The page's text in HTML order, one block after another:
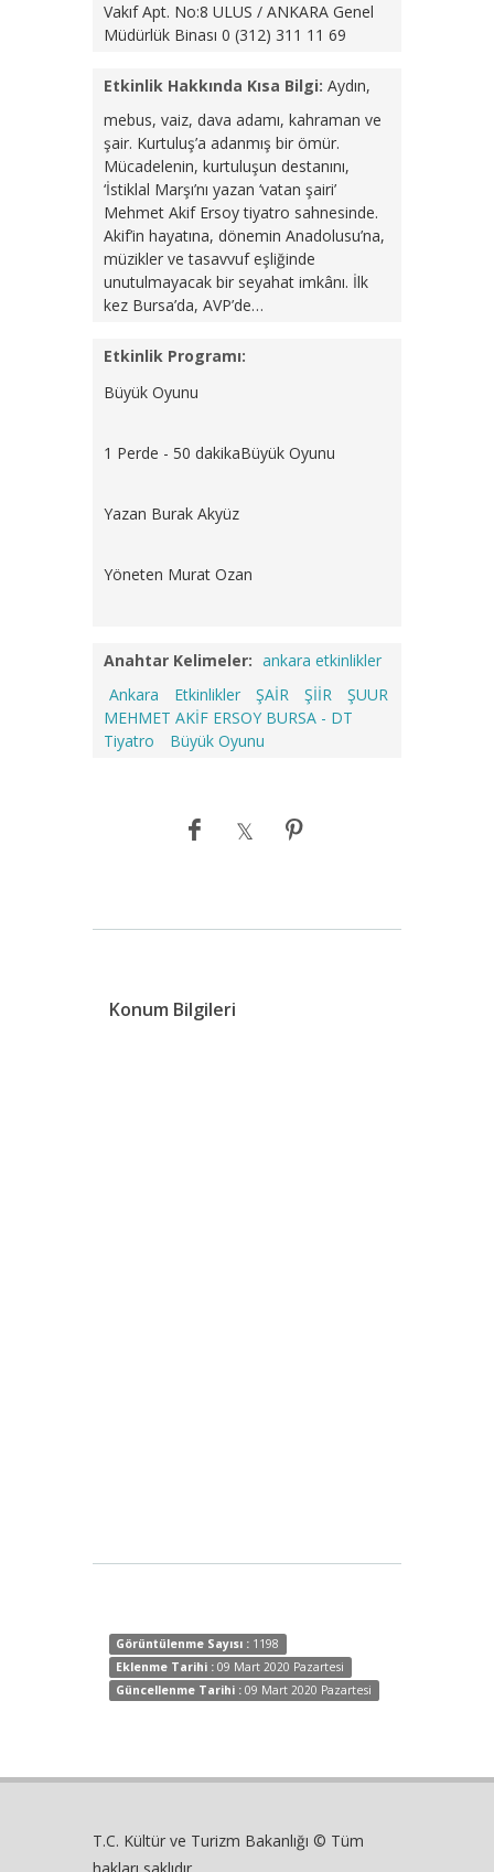
Vakıf Apt. No:8 ULUS / ANKARA Genel
Müdürlük Binası 0 (312) 311 11 69
Etkinlik Hakkında Kısa Bilgi: Aydın,
mebus, vaiz, dava adamı, kahraman ve
şair. Kurtuluş’a adanmış bir ömür.
Mücadelenin, kurtuluşun destanını,
‘İstiklal Marşı’nı yazan ‘vatan şairi’
Mehmet Akif Ersoy tiyatro sahnesinde.
Akif’in hayatına, dönemin Anadolusu’na,
müzikler ve tasavvuf eşliğinde
unutulmayacak bir seyahat imkânı. İlk
kez Bursa’da, AVP’de…
Etkinlik Programı:
Büyük Oyunu
1 Perde - 50 dakikaBüyük Oyunu
Yazan Burak Akyüz
Yöneten Murat Ozan
Anahtar Kelimeler: ankara etkinlikler
Ankara
Etkinlikler ŞAİR ŞİİR
ŞUUR
MEHMET AKİF ERSOY BURSA - DT
Tiyatro
Büyük Oyunu
Konum Bilgileri
Görüntülenme Sayısı : 1198
Eklenme Tarihi : 09 Mart 2020 Pazartesi
Güncellenme Tarihi : 09 Mart 2020 Pazartesi
T.C. Kültür ve Turizm Bakanlığı © Tüm